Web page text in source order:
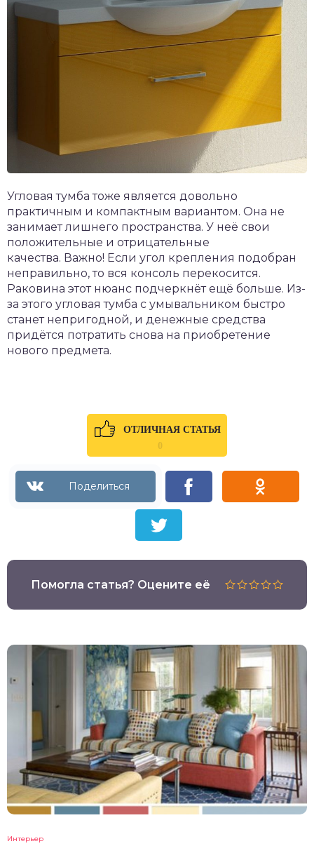
Угловая тумба тоже является довольно
практичным и компактным вариантом. Она не
занимает лишнего пространства. У неё свои
положительные и отрицательные
качества. Важно! Если угол крепления подобран
неправильно, то вся консоль перекосится.
Раковина этот нюанс подчеркнёт ещё больше. Из-
за этого угловая тумба с умывальником быстро
станет непригодной, и денежные средства
придётся потратить снова на приобретение
нового предмета.
ОТЛИЧНАЯ СТАТЬЯ
0
Помогла статья? Оцените её
Интерьер